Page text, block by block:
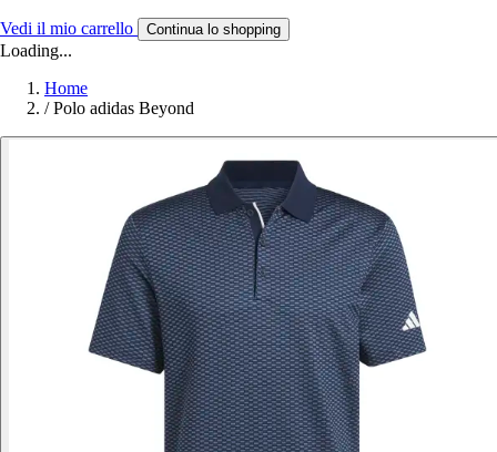
Vedi il mio carrello Continua lo shopping
Loading...
Home
/ Polo adidas Beyond